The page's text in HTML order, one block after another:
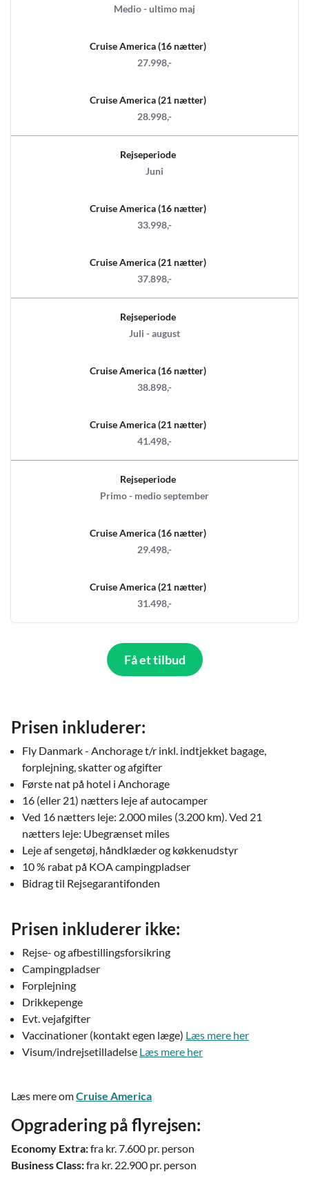
Medio - ultimo maj
Cruise America (16 nætter)
27.998,-
Cruise America (21 nætter)
28.998,-
Rejseperiode
Juni
Cruise America (16 nætter)
33.998,-
Cruise America (21 nætter)
37.898,-
Rejseperiode
Juli - august
Cruise America (16 nætter)
38.898,-
Cruise America (21 nætter)
41.498,-
Rejseperiode
Primo - medio september
Cruise America (16 nætter)
29.498,-
Cruise America (21 nætter)
31.498,-
Få et tilbud
Prisen inkluderer:
Fly Danmark - Anchorage t/r inkl. indtjekket bagage,
forplejning, skatter og afgifter
Første nat på hotel i Anchorage
16 (eller 21) nætters leje af autocamper
Ved 16 nætters leje: 2.000 miles (3.200 km). Ved 21
nætters leje: Ubegrænset miles
Leje af sengetøj, håndklæder og køkkenudstyr
10 % rabat på KOA campingpladser
Bidrag til Rejsegarantifonden
Prisen inkluderer ikke:
Rejse- og afbestillingsforsikring
Campingpladser
Forplejning
Drikkepenge
Evt. vejafgifter
Vaccinationer (kontakt egen læge) Læs mere her
Visum/indrejsetilladelse Læs mere her
Læs mere omCruise America
Opgradering på flyrejsen:
Economy Extra:fra kr. 7.600 pr. person
Business Class:fra kr. 22.900 pr. person